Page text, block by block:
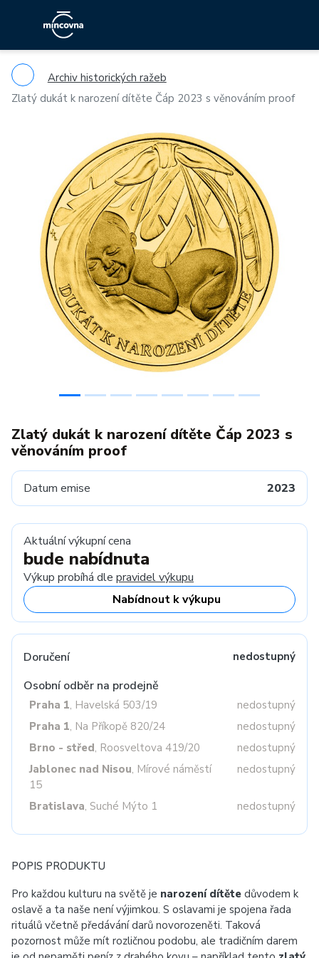
Archiv historických ražeb
Zlatý dukát k narození dítěte Čáp 2023 s věnováním proof
Previous
Zlatý dukát k narození dítěte Čáp 2023 s
věnováním proof
Datum emise 2023
Aktuální výkupní cena
bude nabídnuta
Výkup probíhá dle pravidel výkupu
Nabídnout k výkupu
Doručení nedostupný
Osobní odběr na prodejně
Praha 1, Havelská 503/19
nedostupný
Praha 1, Na Příkopě 820/24
nedostupný
Brno - střed, Roosveltova 419/20
nedostupný
Jablonec nad Nisou, Mírové náměstí
15
nedostupný
Bratislava, Suché Mýto 1 nedostupný
POPIS PRODUKTU
Pro každou kulturu na světě je narození dítěte důvodem k
oslavě a ta naše není výjimkou. S oslavami je spojena řada
rituálů včetně předávání darů novorozeněti. Taková
pozornost může mít rozličnou podobu, ale tradičním darem